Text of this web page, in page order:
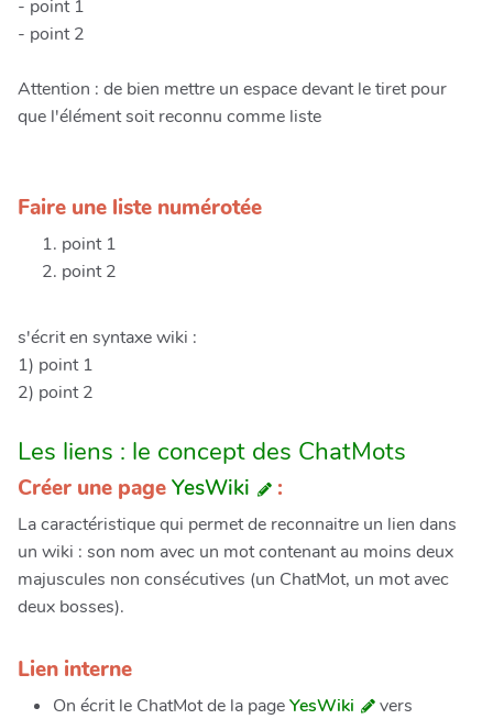
- point 1
- point 2
Attention : de bien mettre un espace devant le tiret pour
que l'élément soit reconnu comme liste
Faire une liste numérotée
point 1
point 2
s'écrit en syntaxe wiki :
1) point 1
2) point 2
Les liens : le concept des ChatMots
Créer une pageYesWiki :
La caractéristique qui permet de reconnaitre un lien dans
un wiki : son nom avec un mot contenant au moins deux
majuscules non consécutives (un ChatMot, un mot avec
deux bosses).
Lien interne
On écrit le ChatMot de la pageYesWiki
vers